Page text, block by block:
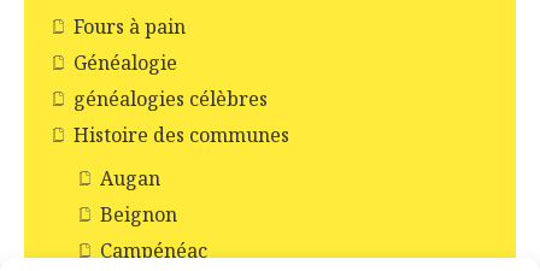
Fours à pain
Généalogie
généalogies célèbres
Histoire des communes
Augan
Beignon
Campénéac